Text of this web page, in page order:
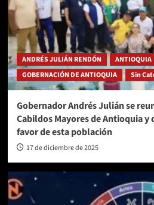
ANDRÉS JULIÁN RENDÓN
ANTIOQUIA
GOBERNACIÓN DE ANTIOQUIA
Sin
Gobernador Andrés Julián se
Cabildos Mayores de Antioquia y
favor de esta población
17 de diciembre de 2025